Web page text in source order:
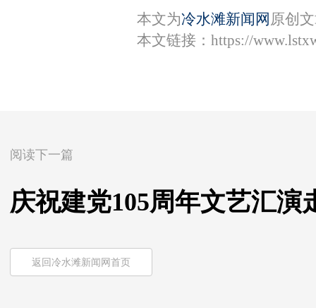
本文为冷水滩新闻网 原创
本文链接： https://
阅读下一篇
庆祝建党105周年文艺汇演
返回冷水滩新闻网首页